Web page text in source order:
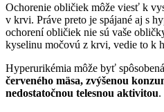
Ochorenie obličiek môže viesť k
v krvi. Práve preto je spájané aj s
ochorení obličiek nie sú vaše
kyselinu močovú z krvi, vedie to k
Hyperurikémia môže byť
červeného mäsa, zvýšenou
nedostatočnou telesnou aktivitou.